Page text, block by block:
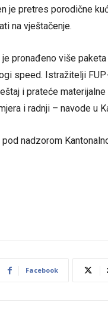
je pretres porodične
na vještačenje.
pronađeno više
speed. Istražitelji
i prateće
i radnji – navode u
nadzorom
Facebook